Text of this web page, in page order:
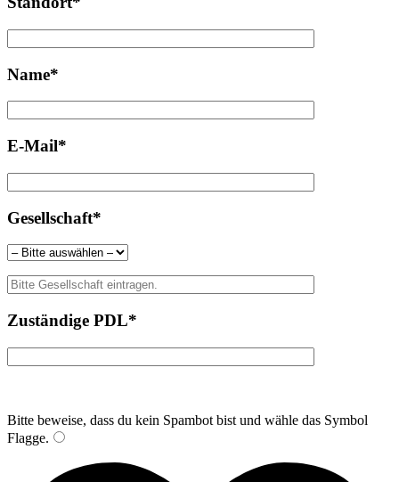
Name*
E-Mail*
Gesellschaft*
Zuständige PDL*
Bitte beweise, dass du kein Spambot bist und wähle das Symbol
Flagge.